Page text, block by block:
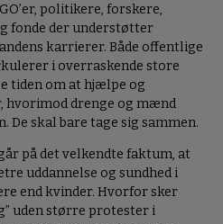
politikere, forskere,
fonde der understøtter
karrierer. Både offentlige
i overraskende store
tiden om at hjælpe og
hvorimod drenge og mænd
skal bare tage sig sammen.
på det velkendte faktum, at
uddannelse og sundhed i
end kvinder. Hvorfor sker
uden større protester i